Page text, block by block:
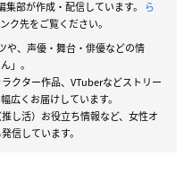
集部が作成・配信しています。
ら
ク先をご覧ください。
や、声優・舞台・俳優などの情
」。
クター作品、VTuberなどストリー
広くお届けしています。
し活）お役立ち情報など、女性オ
信しています。